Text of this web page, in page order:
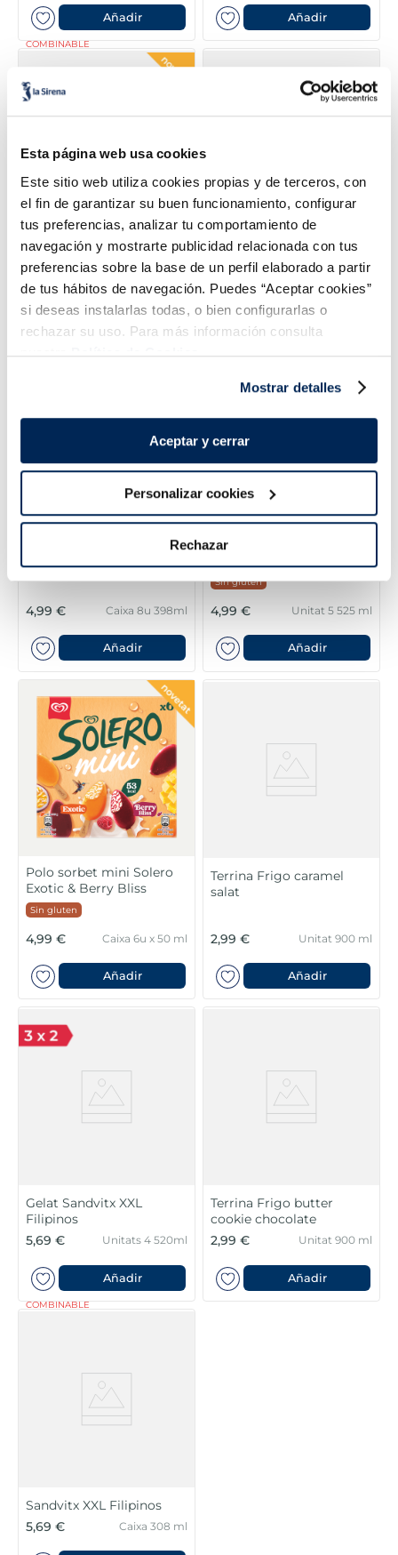
Esta página web usa cookies
Este sitio web utiliza cookies propias y de terceros, con
el fin de garantizar su buen funcionamiento, configurar
tus preferencias, analizar tu comportamiento de
navegación y mostrarte publicidad relacionada con tus
preferencias sobre la base de un perfil elaborado a partir
de tus hábitos de navegación. Puedes “Aceptar cookies”
si deseas instalarlas todas, o bien configurarlas o
rechazar su uso. Para más información consulta
nuestraPolítica de Cookies.
Mostrar detalles
Aceptar y cerrar
Personalizar cookies
Rechazar
COMBINABLE
Añadir Añadir
Polo Frigurón
2,99 € Caixa 4u x 70 ml
Añadir
Gelats Mini Milk
Sin gluten
4,99 €
Unitats 10 350
Añadir
4,99 € Caixa 8u 398ml
Añadir
Sin gluten
4,99 € Unitat 5 525 ml
Añadir
Polo sorbet mini Solero
Exotic & Berry Bliss
Sin gluten
4,99 € Caixa 6u x 50 ml
Añadir
Terrina Frigo caramel
salat
2,99 € Unitat 900 ml
Añadir
Gelat Sandvitx XXL
Filipinos
5,69 €
COMBINABLE
Unitats 4 520ml
Añadir
Terrina Frigo butter
cookie chocolate
2,99 €
Unitat 900 ml
Añadir
Sandvitx XXL Filipinos
5,69 €
Caixa 308 ml